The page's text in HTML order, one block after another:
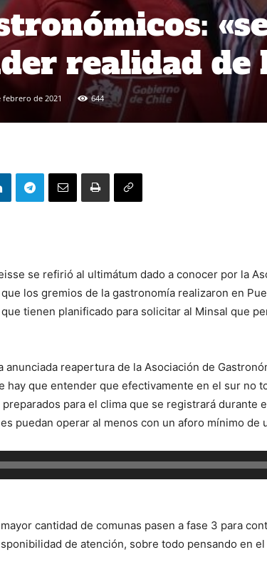
realidad de
febrero de 2021 644
se refirió al ultimátum dado a conocer por la
los gremios de la gastronomía realizaron en
tienen planificado para solicitar al Minsal que
anunciada reapertura de la Asociación de
hay que entender que efectivamente en el sur no
para el clima que se registrará durante
puedan operar al menos con un aforo mínimo de
cantidad de comunas pasen a fase 3 para
de atención, sobre todo pensando en